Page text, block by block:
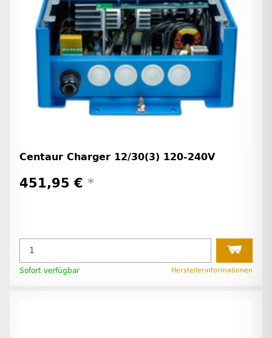
Centaur Charger 12/30(3) 120-240V
451,95 € *
Sofort verfügbar Herstellerinformationen